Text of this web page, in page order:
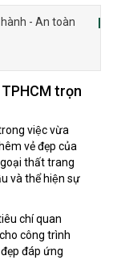
- An toàn
trọn
việc vừa
vẻ đẹp của
thất trang
và thể hiện sự
chí quan
công trình
đáp ứng